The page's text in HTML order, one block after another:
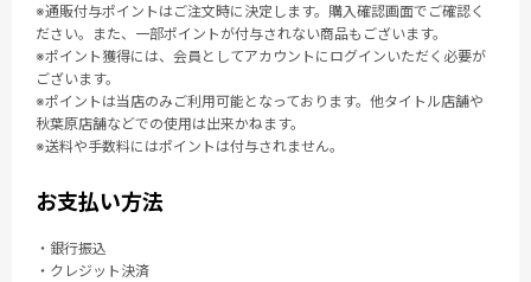
※通販付与ポイントはご注文時に決定します。購入確認画面でご確認く
ださい。また、一部ポイントが付与されない商品もございます。
※ポイント獲得には、会員としてアカウントにログインいただく必要が
ございます。
※ポイントは当店のみご利用可能となっております。他タイトル店舗や
秋葉原店舗などでの使用は出来かねます。
※送料や手数料にはポイントは付与されません。
お支払い方法
・銀行振込
・クレジット決済